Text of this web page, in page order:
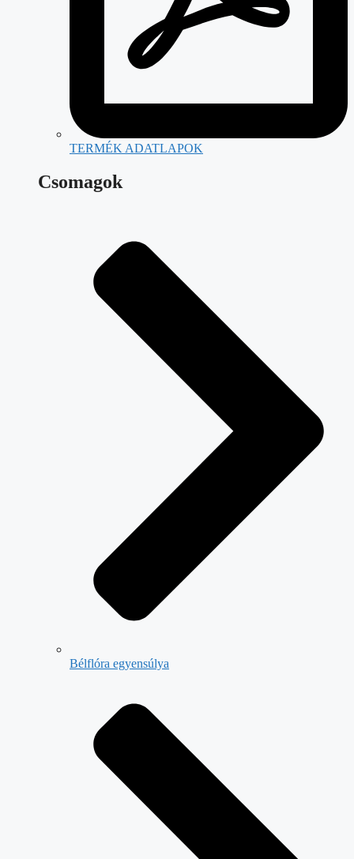
TERMÉK ADATLAPOK
Csomagok
Bélflóra egyensúlya